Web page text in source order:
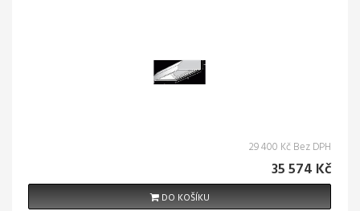
29 400 Kč Bez DPH
35 574 Kč
DO KOŠÍKU